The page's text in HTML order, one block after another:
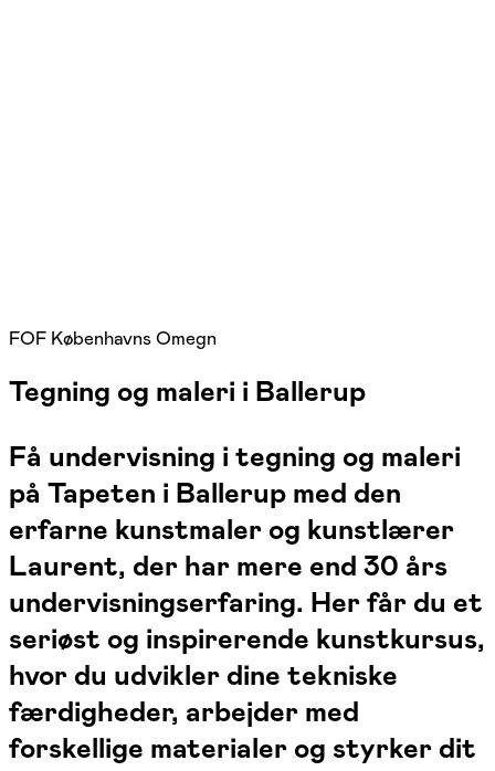
FOF Københavns Omegn
Tegning og maleri i Ballerup
Få undervisning i tegning og maleri
på Tapeten i Ballerup med den
erfarne kunstmaler og kunstlærer
Laurent, der har mere end 30 års
undervisningserfaring. Her får du et
seriøst og inspirerende kunstkursus,
hvor du udvikler dine tekniske
færdigheder, arbejder med
forskellige materialer og styrker dit